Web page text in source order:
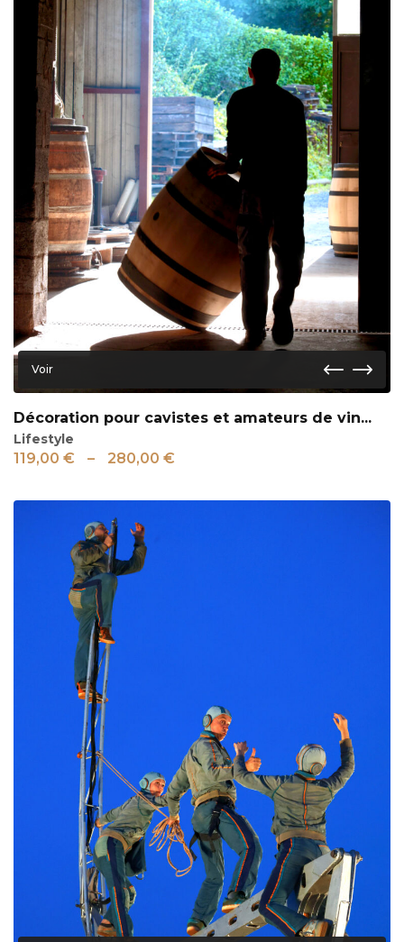
Voir
Décoration pour cavistes et amateurs de vin...
Lifestyle
119,00 € – 280,00 €